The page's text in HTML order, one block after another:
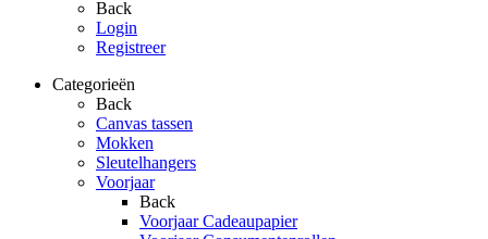
Back
Login
Registreer
Categorieën
Back
Canvas tassen
Mokken
Sleutelhangers
Voorjaar
Back
Voorjaar Cadeaupapier